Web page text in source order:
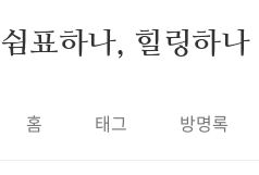
쉼표하나, 힐링하나
홈 태그 방명록